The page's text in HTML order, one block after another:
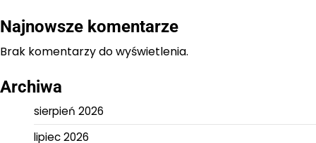
Najnowsze komentarze
Brak komentarzy do wyświetlenia.
Archiwa
sierpień 2026
lipiec 2026